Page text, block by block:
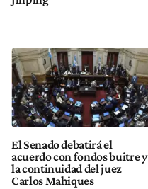
El Senado debatirá el
acuerdo con fondos buitre y
la continuidad del juez
Carlos Mahiques